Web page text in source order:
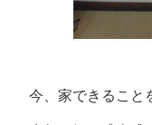
今、家できること